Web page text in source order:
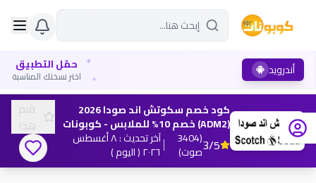
أندرويد حمّل التطبيق
اختر نسختك المناسبة
✦
✦
كود خصم سكوتش اند صودا 2026
(ADM2) خصم 10% للملابس - كوبونات
3/5
(
3404
صوت)
آخر تحديث: ٨ أغسطس
٢٠٢٦( اليوم )
قيم
هذا